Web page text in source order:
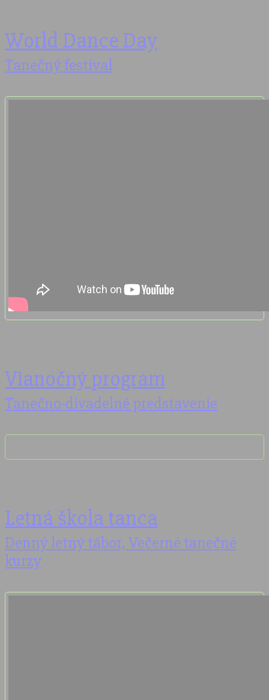
World Dance Day
Tanečný festival
Vianočný program
Tanečno-divadelné predstavenie
Letná škola tanca
Denný letný tábor, Večerné tanečné
kurzy